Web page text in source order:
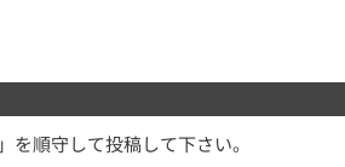
」を順守して投稿して下さい。